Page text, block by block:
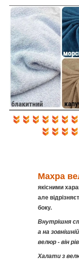
Махра
якісними
але
боку.
Внутрішня
а на
велюр - він
Халати з